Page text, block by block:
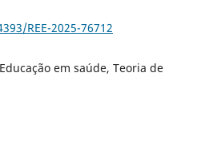
REE-2025-76712
em saúde, Teoria de